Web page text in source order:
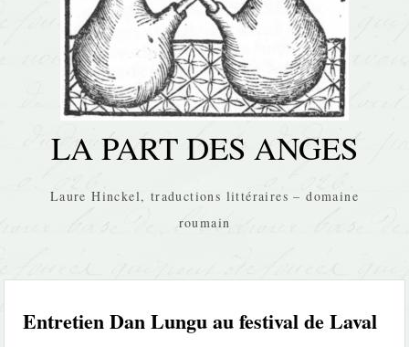
LA PART DES ANGES
Laure Hinckel, traductions littéraires – domaine
roumain
Entretien Dan Lungu au festival de Laval